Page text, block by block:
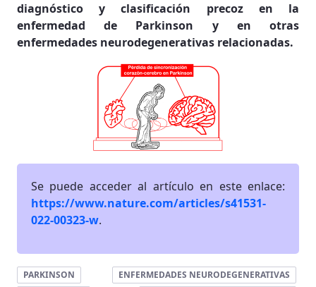
diagnóstico y clasificación precoz en la
enfermedad de Parkinson y en otras
enfermedades neurodegenerativas relacionadas.
Se puede acceder al artículo en este enlace:
https://www.nature.com/articles/s41531-
022-00323-w.
PARKINSON
ENFERMEDADES NEURODEGENERATIVAS